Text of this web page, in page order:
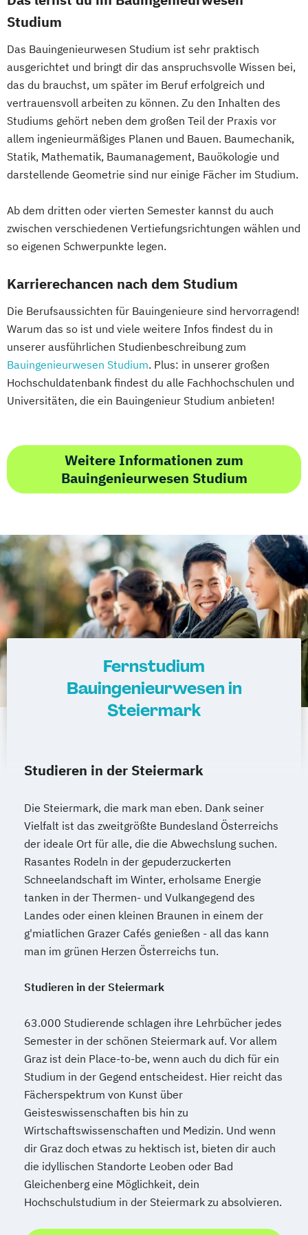
Erwachsenenbildung
Eventmanagement Facility Management
Accounting und Taxation (DE/EN)
Finanzmanagement
Finanzmanagement für Bankkaufleute
Fintech Fitnessökonomie Game Design
Gartenbau General Management
Gesundheits- und Pflegepädagogik
Gesundheitsmanagement
Gesundheitspsychologie
Gesundheitsökonomie Growth Hacking
Growth Hacking (DE/EN)
Growth Hacking for Entrepreneurs (DE/EN)
Heilpädagogik
Heilpädagogik und Inklusion
Heilpädagogik/Inklusionspädagogik
Hotelmanagement (DE/EN)
Immobilienmanagement
Immobilienmanagement für
Immobilienkaufleute
(DE/EN)
Innovation and Entrepreneurship (DE/EN)
International Healthcare Management
(DE/EN)
International Management (DE/EN)
Internationales Marketing
Kindheitspädagogik
Kindheitspädagogik für Erzieher:innen
Kommunikationsdesign
Logistikmanagement Logopädie
Management (DE/EN) Marketing
Marketing und digitale Medien
Marketingmanagement Maschinenbau
Master of Business Administration (DE/EN)
Mediation und Konfliktmanagement
Mediendesign
Medieninformatik
Medizinische Informatik
Nachhaltiges Management New Work
Online Marketing
Online Marketing (DE/EN)
Personalentwicklung
Personalmanagement
Personalmanagement (DE/EN)
Pflegemanagement Pflegepädagogik
Product Management (DE/EN)
Produktdesign
Studium
Das Bauingenieurwesen Studium ist sehr praktisch
ausgerichtet und bringt dir das anspruchsvolle Wissen bei,
das du brauchst, um später im Beruf erfolgreich und
vertrauensvoll arbeiten zu können. Zu den Inhalten des
Studiums gehört neben dem großen Teil der Praxis vor
allem ingenieurmäßiges Planen und Bauen. Baumechanik,
Statik, Mathematik, Baumanagement, Bauökologie und
darstellende Geometrie sind nur einige Fächer im Studium.
Ab dem dritten oder vierten Semester kannst du auch
zwischen verschiedenen Vertiefungsrichtungen wählen und
so eigenen Schwerpunkte legen.
Karrierechancen nach dem Studium
Die Berufsaussichten für Bauingenieure sind hervorragend!
Warum das so ist und viele weitere Infos findest du in
unserer ausführlichen Studienbeschreibung zum
Bauingenieurwesen Studium. Plus: in unserer großen
Hochschuldatenbank findest du alle Fachhochschulen und
Universitäten, die ein Bauingenieur Studium anbieten!
Weitere Informationen zum
Bauingenieurwesen Studium
Fernstudium
Bauingenieurwesen in
Steiermark
Studieren in der Steiermark
Die Steiermark, die mark man eben. Dank seiner
Vielfalt ist das zweitgrößte Bundesland Österreichs
der ideale Ort für alle, die die Abwechslung suchen.
Rasantes Rodeln in der gepuderzuckerten
Schneelandschaft im Winter, erholsame Energie
tanken in der Thermen- und Vulkangegend des
Landes oder einen kleinen Braunen in einem der
g'miatlichen Grazer Cafés genießen - all das kann
man im grünen Herzen Österreichs tun.
Studieren in der Steiermark
63.000 Studierende schlagen ihre Lehrbücher jedes
Semester in der schönen Steiermark auf. Vor allem
Graz ist dein Place-to-be, wenn auch du dich für ein
Studium in der Gegend entscheidest. Hier reicht das
Fächerspektrum von Kunst über
Geisteswissenschaften bis hin zu
Wirtschaftswissenschaften und Medizin. Und wenn
dir Graz doch etwas zu hektisch ist, bieten dir auch
die idyllischen Standorte Leoben oder Bad
Gleichenberg eine Möglichkeit, dein
Hochschulstudium in der Steiermark zu absolvieren.